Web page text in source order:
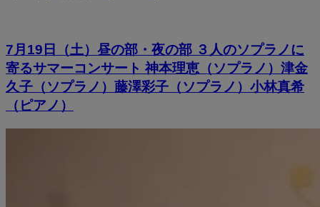
7月19日（土）昼の部・夜の部 ３人のソプラノに
寄るサマーコンサート 神本理恵（ソプラノ）津金
久子（ソプラノ）藤澤彩子（ソプラノ）小林真希
（ピアノ）